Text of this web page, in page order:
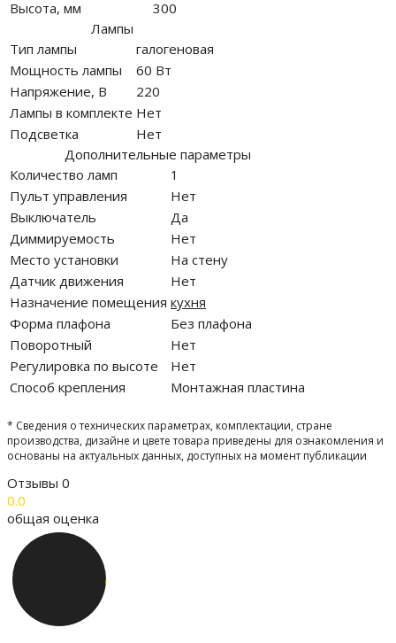
Высота, мм
300
Лампы
Тип лампы
галогеновая
Мощность лампы
60 Вт
Напряжение, В
220
Лампы в комплекте Нет
Подсветка
Нет
Дополнительные параметры
Количество ламп
1
Пульт управления
Нет
Выключатель
Да
Диммируемость
Нет
Место установки
На стену
Датчик движения
Нет
Назначение помещения кухня
Форма плафона
Без плафона
Поворотный
Нет
Регулировка по высоте
Нет
Способ крепления
Монтажная пластина
* Сведения о технических параметрах, комплектации, стране
производства, дизайне и цвете товара приведены для ознакомления и
основаны на актуальных данных, доступных на момент публикации
Отзывы 0
0.0
общая оценка